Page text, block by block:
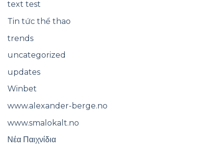
text test
Tin tức thể thao
trends
uncategorized
updates
Winbet
www.alexander-berge.no
www.smalokalt.no
Νέα Παιχνίδια